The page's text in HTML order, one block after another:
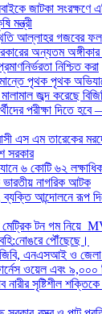
জাটকা
মন্ত্রী
আল্লাহর গজবের
অন্যতম অঙ্গীকার
নিশ্চিত করা
পৃথক পৃথক
জব্দ করেছে
পরীক্ষা দিতে
এস এম তারেকের
সরকার
৬ কোটি ৬২
ভারতীয় নাগরিক আটক
ব্যক্তি আন্দোলনে রূপ
মেট্রিক টন গম
বহি:নোঙরে পৌঁছেছে।
বিজিবি, এনএসআই ও
ওয়েল এবং ৯,০০০
নারীর সৃষ্টিশীল